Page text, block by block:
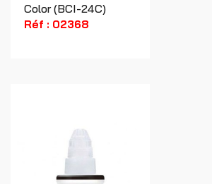
Color (BCI-24C)
Réf : 02368